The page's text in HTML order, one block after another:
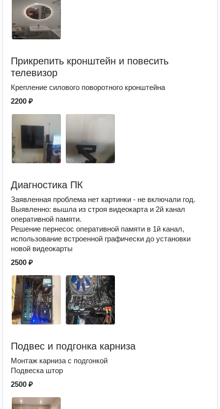
Прикрепить кронштейн и повесить
телевизор
Крепление силового поворотного кронштейна
2200 ₽
Диагностика ПК
Заявленная проблема нет картинки - не включали год.
Выявленно: вышла из строя видеокарта и 2й канал
оперативной памяти.
Решение пернесос оперативной памяти в 1й канал,
использование встроенной графически до установки
новой видеокарты
2500 ₽
Подвес и подгонка карниза
Монтаж карниза с подгонкой
Подвеска штор
2500 ₽